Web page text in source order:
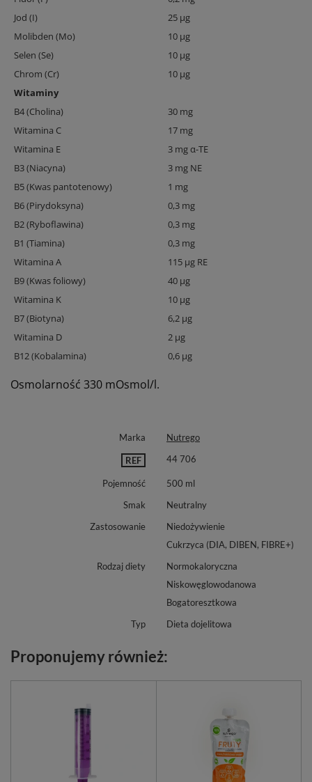
Jod (I)
25 μg
Molibden (Mo)
10 μg
Selen (Se)
10 μg
Chrom (Cr)
10 μg
Witaminy
B4 (Cholina)
30 mg
Witamina C
17 mg
Witamina E
3 mg α-TE
B3 (Niacyna)
3 mg NE
B5 (Kwas pantotenowy)
1 mg
B6 (Pirydoksyna)
0,3 mg
B2 (Ryboflawina)
0,3 mg
B1 (Tiamina)
0,3 mg
Witamina A
115 μg RE
B9 (Kwas foliowy)
40 μg
Witamina K
10 μg
B7 (Biotyna)
6,2 μg
Witamina D
2 μg
B12 (Kobalamina)
0,6 μg
Osmolarność 330 mOsmol/l.
Marka Nutrego
REF 44 706
Pojemność
500 ml
Smak
Neutralny
Zastosowanie
Niedożywienie
Cukrzyca (DIA, DIBEN, FIBRE+)
Rodzaj diety
Normokaloryczna
Niskowęglowodanowa
Bogatoresztkowa
Typ
Dieta dojelitowa
Proponujemy również: